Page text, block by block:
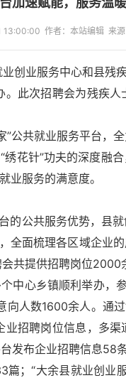
作者：本站编辑 来源
创业服务中心和县残
此次招聘会为残疾
公共就业服务平台，
花针”功夫的深度融
业服务的满意度。
的公共服务优势，县
全面梳理各区域企业
共提供招聘岗位2000
中心乡镇顺利举办
人数1600余人。通
招聘岗位信息，多渠
发布企业招聘信息58
；“大余县就业创业